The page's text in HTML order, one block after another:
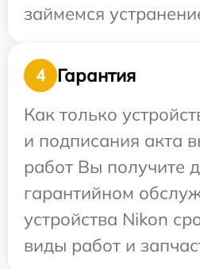
займемся
4
Гарантия
Как только
и подписания акта
работ Вы получите
гарантийном
устройства Nikon
виды работ и